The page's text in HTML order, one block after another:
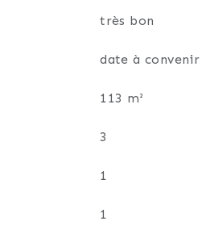
très bon
date à convenir
113 m²
3
1
1